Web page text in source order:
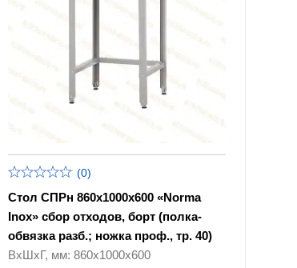
(0)
Стол СПРн 860х1000х600 «Norma
Inox» сбор отходов, борт (полка-
обвязка разб.; ножка проф., тр. 40)
ВхШхГ, мм: 860х1000х600